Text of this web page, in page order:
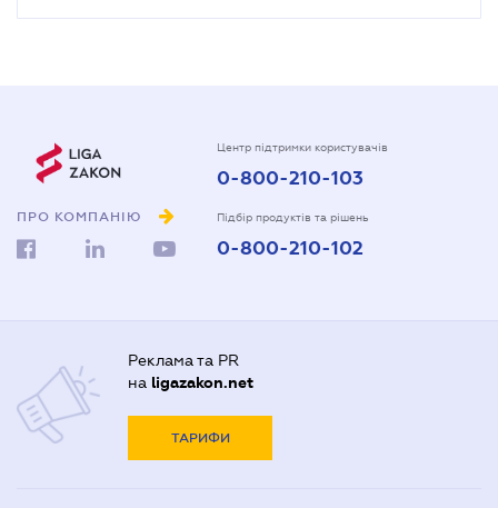
ПРО КОМПАНІЮ
Центр підтримки користувачів
0-800-210-103
Підбір продуктів та рішень
0-800-210-102
Реклама та PR
на ligazakon.net
ТАРИФИ